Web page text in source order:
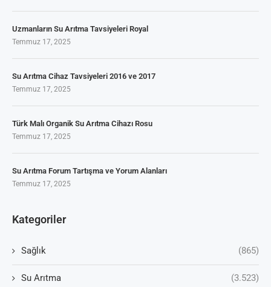
Uzmanların Su Arıtma Tavsiyeleri Royal
Temmuz 17, 2025
Su Arıtma Cihaz Tavsiyeleri 2016 ve 2017
Temmuz 17, 2025
Türk Malı Organik Su Arıtma Cihazı Rosu
Temmuz 17, 2025
Su Arıtma Forum Tartışma ve Yorum Alanları
Temmuz 17, 2025
Kategoriler
Sağlık (865)
Su Arıtma (3.523)